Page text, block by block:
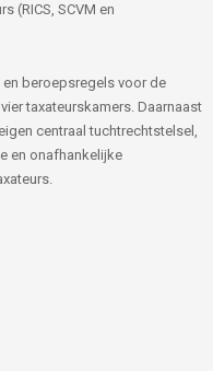
(RICS, SCVM en
beroepsregels voor de
taxateurskamers. Daarnaast
centraal tuchtrechtstelsel,
en onafhankelijke